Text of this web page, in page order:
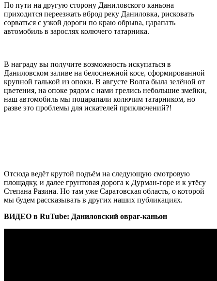
По пути на другую сторону Даниловского каньона
приходится переезжать вброд реку Даниловка, рисковать
сорваться с узкой дороги по краю обрыва, царапать
автомобиль в зарослях колючего татарника.
В награду вы получите возможность искупаться в
Даниловском заливе на белоснежной косе, сформированной
крупной галькой из опоки. В августе Волга была зелёной от
цветения, на опоке рядом с нами грелись небольшие змейки,
наш автомобиль мы поцарапали колючим татарником, но
разве это проблемы для искателей приключений?!
Отсюда ведёт крутой подъём на следующую смотровую
площадку, и далее грунтовая дорога к Дурман-горе и к утёсу
Степана Разина. Но там уже Саратовская область, о которой
мы будем рассказывать в других наших публикациях.
ВИДЕО в RuTube: Даниловский овраг-каньон